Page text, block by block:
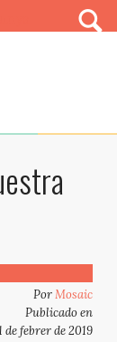
PorMosaic
Publicado en
de febrer de 2019